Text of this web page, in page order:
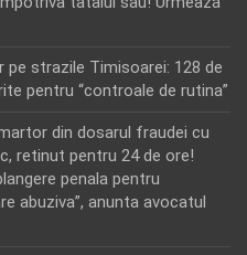
pe strazile Timisoarei: 128 de
pentru “controale de rutina”
din dosarul fraudei cu
retinut pentru 24 de ore!
penala pentru
abuziva”, anunta avocatul